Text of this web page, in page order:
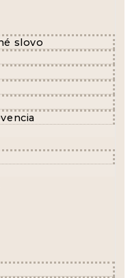
slovo